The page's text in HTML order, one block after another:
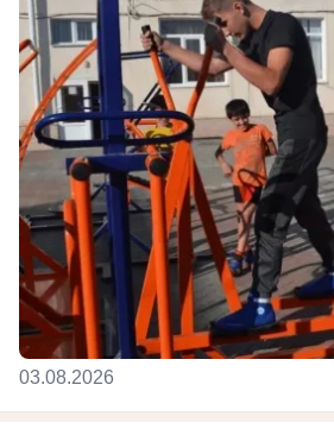
03.08.2026